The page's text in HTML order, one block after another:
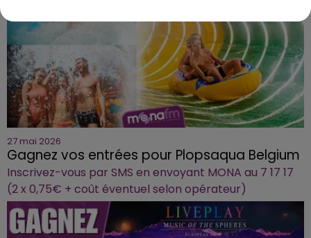
27 mai 2026
Gagnez vos entrées pour Plopsaqua Belgium
Inscrivez-vous par SMS en envoyant MONA au 7 17 17
(2 x 0,75€ + coût éventuel selon opérateur)